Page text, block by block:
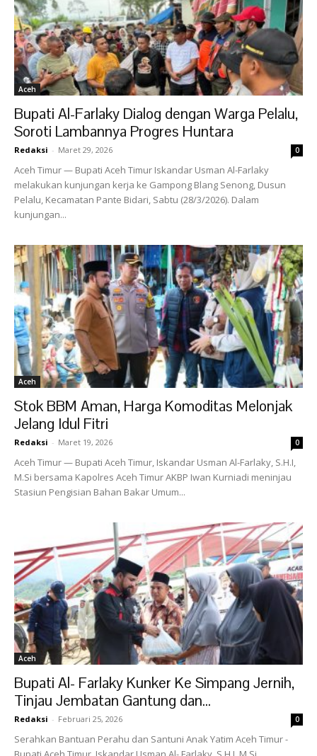
Aceh
Bupati Al-Farlaky Dialog dengan Warga Pelalu,
Soroti Lambannya Progres Huntara
Redaksi - Maret 29, 2026 0
Aceh Timur — Bupati Aceh Timur Iskandar Usman Al-Farlaky
melakukan kunjungan kerja ke Gampong Blang Senong, Dusun
Pelalu, Kecamatan Pante Bidari, Sabtu (28/3/2026). Dalam
kunjungan...
Aceh
Stok BBM Aman, Harga Komoditas Melonjak
Jelang Idul Fitri
Redaksi - Maret 19, 2026 0
Aceh Timur — Bupati Aceh Timur, Iskandar Usman Al-Farlaky, S.H.I,
M.Si bersama Kapolres Aceh Timur AKBP Iwan Kurniadi meninjau
Stasiun Pengisian Bahan Bakar Umum...
Aceh
Bupati Al- Farlaky Kunker Ke Simpang Jernih,
Tinjau Jembatan Gantung dan...
Redaksi - Februari 25, 2026 0
Serahkan Bantuan Perahu dan Santuni Anak Yatim Aceh Timur -